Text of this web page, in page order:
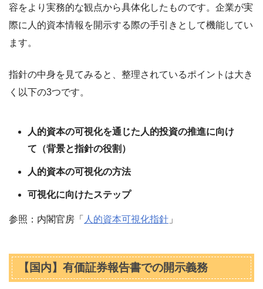
容をより実務的な観点から具体化したものです。企業が実
際に人的資本情報を開示する際の手引きとして機能してい
ます。
指針の中身を見てみると、整理されているポイントは大き
く以下の3つです。
人的資本の可視化を通じた人的投資の推進に向け
て（背景と指針の役割）
人的資本の可視化の方法
可視化に向けたステップ
参照：内閣官房「 人的資本可視化指針 」
【国内】有価証券報告書での開示義務